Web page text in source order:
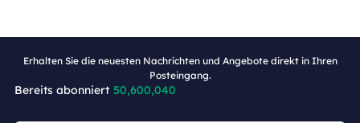
Erhalten Sie die neuesten Nachrichten und Angebote direkt in Ihren
Posteingang.
Bereits abonniert 50,600,040